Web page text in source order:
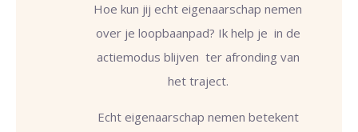
Hoe kun jij echt eigenaarschap nemen
over je loopbaanpad? Ik help je in de
actiemodus blijven ter afronding van
het traject.
Echt eigenaarschap nemen betekent